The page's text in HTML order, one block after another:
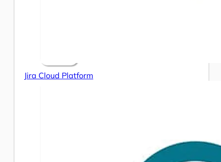
Jira Cloud Platform